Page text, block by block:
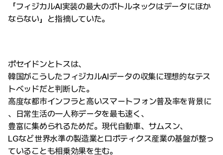
「フィジカルAI実装の最大のボトルネックはデータにほか
ならない」と指摘していた。
ポセイドンとトスは、
韓国がこうしたフィジカルAIデータの収集に理想的なテス
トベッドだと判断した。
高度な都市インフラと高いスマートフォン普及率を背景に
、日常生活の一人称データを最も速く、
豊富に集められるためだ。現代自動車、サムスン、
LGなど世界水準の製造業とロボティクス産業の基盤が整っ
ていることも相乗効果を生む。